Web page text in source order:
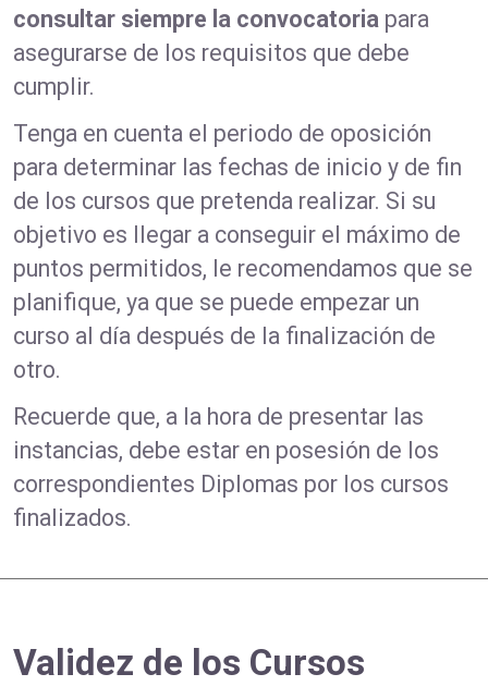
consultar siempre la convocatoria para
asegurarse de los requisitos que debe
cumplir.
Tenga en cuenta el periodo de oposición
para determinar las fechas de inicio y de fin
de los cursos que pretenda realizar. Si su
objetivo es llegar a conseguir el máximo de
puntos permitidos, le recomendamos que se
planifique, ya que se puede empezar un
curso al día después de la finalización de
otro.
Recuerde que, a la hora de presentar las
instancias, debe estar en posesión de los
correspondientes Diplomas por los cursos
finalizados.
Validez de los Cursos